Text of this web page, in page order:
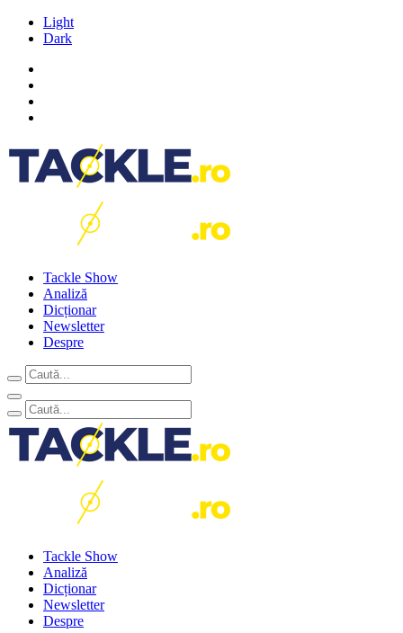
Light
Dark
Tackle Show
Analiză
Dicționar
Newsletter
Despre
Tackle Show
Analiză
Dicționar
Newsletter
Despre